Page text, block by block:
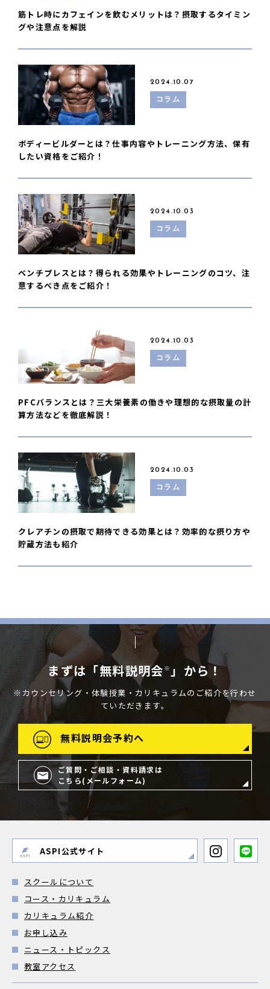
筋トレ時にカフェインを飲むメリットは？摂取するタイミン
グや注意点を解説
2024.10.07
コラム
ボディービルダーとは？仕事内容やトレーニング方法、保有
したい資格をご紹介！
2024.10.03
コラム
ベンチプレスとは？得られる効果やトレーニングのコツ、注
意するべき点をご紹介！
2024.10.03
コラム
PFCバランスとは？三大栄養素の働きや理想的な摂取量の計
算方法などを徹底解説！
2024.10.03
コラム
クレアチンの摂取で期待できる効果とは？効率的な摂り方や
貯蔵方法も紹介
まずは「無料説明会 ※ 」から！
※カウンセリング・体験授業・カリキュラムのご紹介を行わせ
ていただきます。
無料説明会予約へ
ご質問・ご相談・資料請求は
こちら(メールフォーム)
ASPI公式サイト
スクールについて
コース・カリキュラム
カリキュラム紹介
お申し込み
ニュース・トピックス
教室アクセス